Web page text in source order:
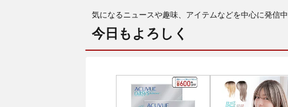
気になるニュースや趣味、アイテムなどを中心に発信中
今日もよろしく